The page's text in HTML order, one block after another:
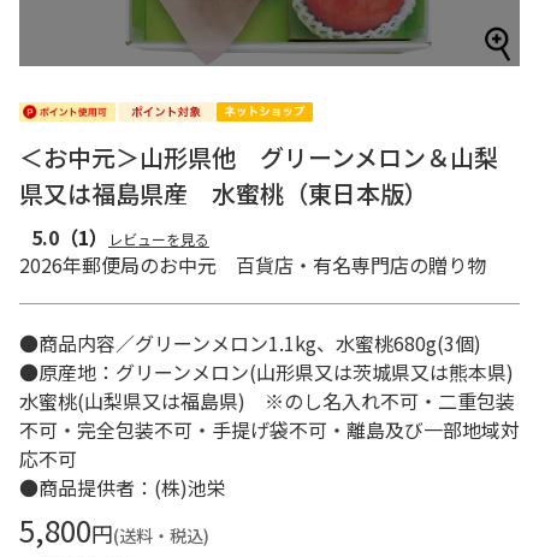
＜お中元＞山形県他 グリーンメロン＆山梨
県又は福島県産 水蜜桃（東日本版）
5.0 （1） レビューを見る
2026年郵便局のお中元 百貨店・有名専門店の贈り物
●商品内容／グリーンメロン1.1kg、水蜜桃680g(3個)
●原産地：グリーンメロン(山形県又は茨城県又は熊本県)
水蜜桃(山梨県又は福島県) ※のし名入れ不可・二重包装
不可・完全包装不可・手提げ袋不可・離島及び一部地域対
応不可
●商品提供者：(株)池栄
5,800円(送料・税込)